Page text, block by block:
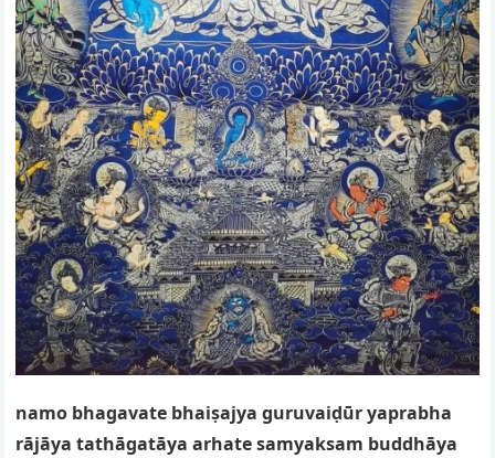
namo bhagavate bhaiṣajya guruvaiḍūr yaprabha
rājāya tathāgatāya arhate samyaksam buddhāya